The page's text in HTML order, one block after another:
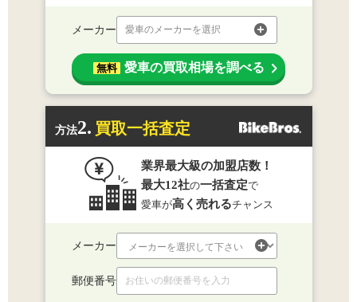
メーカー 愛車のメーカーを選択
無料 愛車の買取相場を調べる
方法2. 買取一括査定
業界最大級の加盟店数！
最大12社の一括査定で
愛車が高く売れるチャンス
メーカー
郵便番号